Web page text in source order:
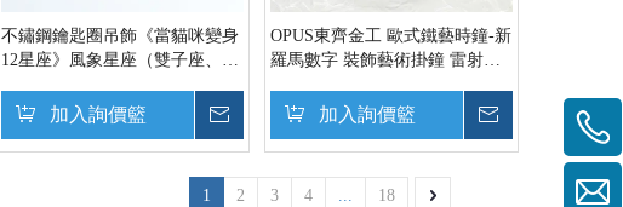
不鏽鋼鑰匙圈吊飾《當貓咪變身
12星座》風象星座（雙子座、天
環 時尚配件【OPUS東齊金工】
加入詢價籃
OPUS東齊金工 歐式鐵藝時鐘-新
羅馬數字 裝飾藝術掛鐘 雷射雕
加入詢價籃
1 2 3 4 ... 18